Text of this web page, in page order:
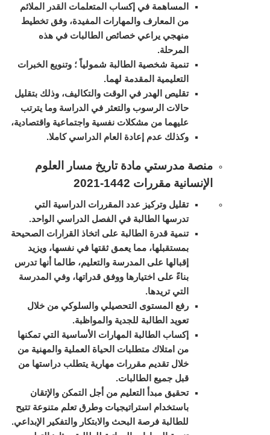
المساهمة في إكساب المتعلمات القدر الملائم
من المعارف والمهارات المفيدة، وفق تخطيط
منهجي يراعي خصائص الطالبات في هذه
المرحلة.
تنمية شخصية الطالبة شمولياً ؛ وتنويع الخبرات
التعليمية المقدمة لهما.
تقليص الهدر في الوقت والتكاليف، وذلك بتقليل
حالات الرسوب والتعثر في الدراسة وما يترتب
عليهما من مشكلات نفسية واجتماعية واقتصادية،
وكذلك عدم إعادة العام الدراسي كاملا.
منصة مدرستي مادة تاريخ مسار العلوم
الإنسانية مقررات 1442-2021
تقليل وتركيز عدد المقررات الدراسية التي
تدرسها الطالبة في الفصل الدراسي الواحد.
تنمية قدرة الطالبة على اتخاذ القرارات الصحيحة
بمستقبلها، مما يعمق ثقتها في نفسها، ويزيد
إقبالها على المدرسة والتعليم، طالما أنها تدرس
بناءً على اختيارها ووفق قدراتها، وفي المدرسة
التي تريدها.
رفع المستوى التحصيلي والسلوكي من خلال
تعويد الطالبة للجدية والمواظبة.
إكساب الطالبة المهارات الأساسية التي تمكنها
من امتلاك متطلبات الحياة العملية والمهنية من
خلال تقديم مقررات مهارية يتطلب دراستها من
قبل جميع الطالبات.
تحقيق مبدأ التعليم من أجل التمكن والإتقان
باستخدام استراتيجيات وطرق تعلم متنوعة تتيح
للطالبة فرصة البحث والابتكار والتفكير الإبداعي.